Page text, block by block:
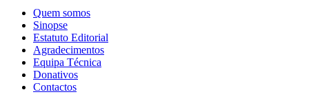
Quem somos
Sinopse
Estatuto Editorial
Agradecimentos
Equipa Técnica
Donativos
Contactos